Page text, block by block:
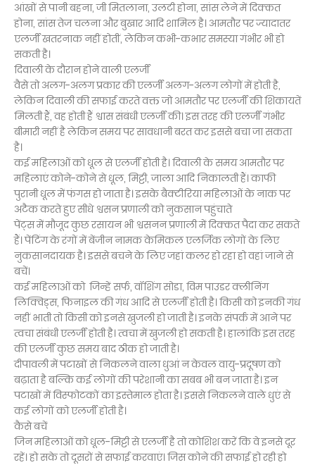
आंखों से पानी बहना, जी मितलाना, उलटी होना, सांस लेने में दिक्कत
होना, सांस तेज चलना और बुखार आदि शामिल है। आमतौर पर ज्यादातर
एलर्जी खतरनाक नहीं होतीं, लेकिन कभी-कभार समस्या गंभीर भी हो
सकती है।
दिवाली के दौरान होने वाली एलर्जी
वैसे तो अलग-अलग प्रकार की एलर्जी अलग-अलग लोगों में होती है,
लेकिन दिवाली की सफाई करते वक्त जो आमतौर पर एलर्जी की शिकायतें
मिलती हैं, वह होती हैं श्वास संबंधी एलर्जी की। इस तरह की एलर्जी गंभीर
बीमारी नहीं है लेकिन समय पर सावधानी बरत कर इससे बचा जा सकता
है।
कई महिलाओं को धूल से एलर्जी होती है। दिवाली के समय आमतौर पर
महिलाएं कोने-कोने से धूल, मिट्टी, जाला आदि निकालती हैं। काफी
पुरानी धूल में फंगस हो जाता है। इसके बैक्टीरिया महिलाओं के नाक पर
अटैक करते हुए सीधे श्वसन प्रणाली को नुकसान पहुंचाते
पेंट्स में मौजूद कुछ रसायन भी श्वसनन प्रणाली में दिक्कत पैदा कर सकते
हैं। पेंटिंग के रंगों में बेंजीन नामक केमिकल एलर्जिक लोगों के लिए
नुकसानदायक है। इससे बचने के लिए जहां कलर हो रहा हो वहां जाने से
बचें।
कई महिलाओं को जिन्हें सर्फ, वॉशिंग सोडा, विम पाउडर क्लीनिंग
लिक्विड्स, फिनाइल की गंध आदि से एलर्जी होती है। किसी को इनकी गंध
नहीं भाती तो किसी को इनसे खुजली हो जाती है। इनके संपर्क में आने पर
त्वचा संबंधी एलर्जी होती है। त्वचा में खुजली हो सकती है। हालांकि इस तरह
की एलर्जी कुछ समय बाद ठीक हो जाती है।
दीपावली में पटाखों से निकलने वाला धुआं न केवल वायु-प्रदूषण को
बढ़ाता है बल्कि कई लोगों की परेशानी का सबब भी बन जाता है। इन
पटाखों में विस्फोटकों का इस्तेमाल होता है। इससे निकलने वाले धुएं से
कई लोगों को एलर्जी होती है।
कैसे बचें
जिन महिलाओं को धूल-मिट्टी से एलर्जी है तो कोशिश करें कि वे इनसे दूर
रहें। हो सके तो दूसरों से सफाई करवाएं। जिस कोने की सफाई हो रही हो